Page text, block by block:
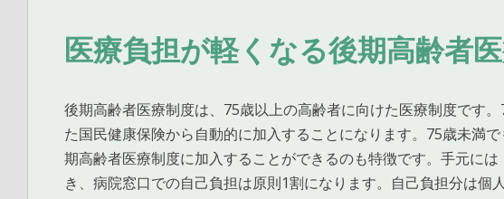
医療負担が軽くなる後期高齢者
後期高齢者医療制度は、75歳以上の高齢者に向けた医療制度です
た国民健康保険から自動的に加入することになります。75歳未満
期高齢者医療制度に加入することができるのも特徴です。手元に
き、病院窓口での自己負担は原則1割になります。自己負担分は個